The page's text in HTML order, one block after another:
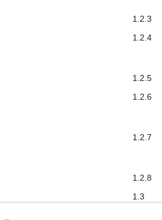
1.2.3
1.2.4
1.2.5
1.2.6
1.2.7
1.2.8
1.3